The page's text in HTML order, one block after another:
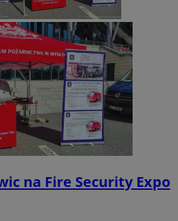
na Fire Security Expo